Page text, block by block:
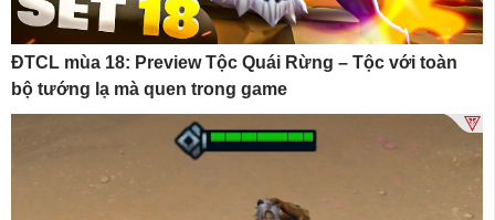
ĐTCL mùa 18: Preview Tộc Quái Rừng – Tộc với toàn
bộ tướng lạ mà quen trong game